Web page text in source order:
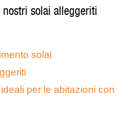
solai alleggeriti
solai
per le abitazioni con